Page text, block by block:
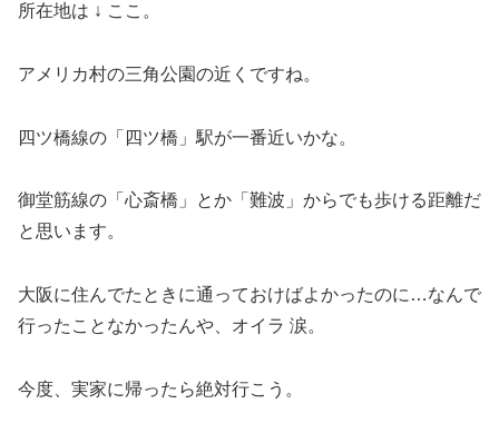
所在地は ↓ ここ。
アメリカ村の三角公園の近くですね。
四ツ橋線の「四ツ橋」駅が一番近いかな。
御堂筋線の「心斎橋」とか「難波」からでも歩ける距離だ
と思います。
大阪に住んでたときに通っておけばよかったのに…なんで
行ったことなかったんや、オイラ 涙。
今度、実家に帰ったら絶対行こう。